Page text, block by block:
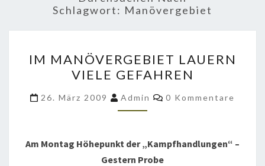
Schlagwort: Manövergebiet
MANÖVERGEBIET
LAUERN
VIELE
GEFAHREN
IM MANÖVERGEBIET LAUERN
VIELE GEFAHREN
26. März 2009 Admin Kommentare
0 Kommentare
Am Montag Höhepunkt der „Kampfhandlungen“ –
Gestern Probe